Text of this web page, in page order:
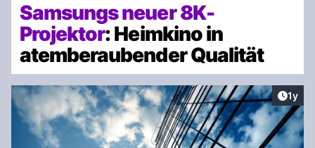
Samsungs neuer 8K-
Projektor: Heimkino in
atemberaubender Qualität
1y